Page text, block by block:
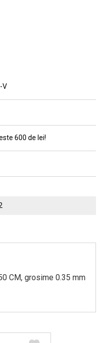
V
600 de lei!
CM, grosime 0.35 mm